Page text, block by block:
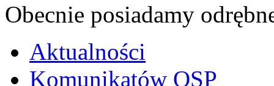
Obecnie posiadamy
Aktualności
Komunikatów OSP